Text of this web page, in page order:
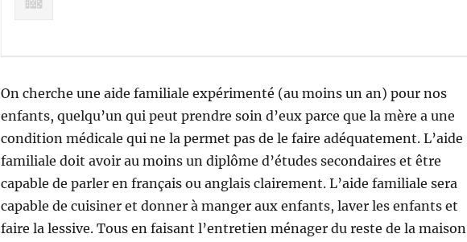
On cherche une aide familiale expérimenté (au moins un an) pour nos
enfants, quelqu’un qui peut prendre soin d’eux parce que la mère a une
condition médicale qui ne la permet pas de le faire adéquatement. L’aide
familiale doit avoir au moins un diplôme d’études secondaires et être
capable de parler en français ou anglais clairement. L’aide familiale sera
capable de cuisiner et donner à manger aux enfants, laver les enfants et
faire la lessive. Tous en faisant l’entretien ménager du reste de la maison